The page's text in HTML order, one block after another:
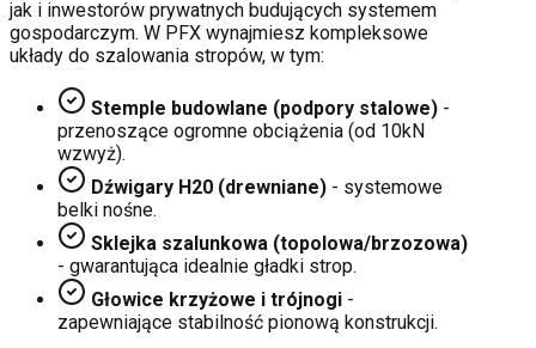
jak i inwestorów prywatnych budujących systemem
gospodarczym. W PFX wynajmiesz kompleksowe
układy do szalowania stropów, w tym:
Stemple budowlane (podpory stalowe) -
przenoszące ogromne obciążenia (od 10kN
wzwyż).
Dźwigary H20 (drewniane) - systemowe
belki nośne.
Sklejka szalunkowa (topolowa/brzozowa)
- gwarantująca idealnie gładki strop.
Głowice krzyżowe i trójnogi -
zapewniające stabilność pionową konstrukcji.